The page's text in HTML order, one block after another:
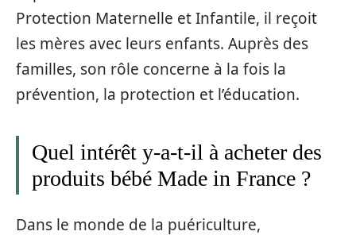
Protection Maternelle et Infantile, il reçoit
les mères avec leurs enfants. Auprès des
familles, son rôle concerne à la fois la
prévention, la protection et l’éducation.
Quel intérêt y-a-t-il à acheter des
produits bébé Made in France ?
Dans le monde de la puériculture,